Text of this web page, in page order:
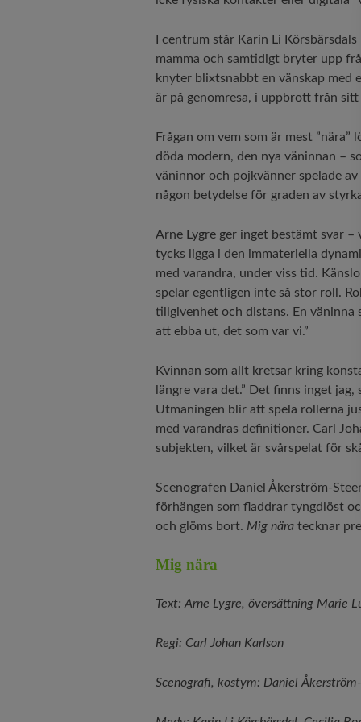
I centrum står Karin Li
mamma och samtidigt bryter upp
knyter blixtsnabbt en vänskap med
är på genomresa, i uppbrott från sitt
Frågan om vem som är mest ”nära”
döda modern, den nya väninnan –
väninnor och pojkvänner spelade
någon betydelse för graden av
Arne Lygre ger inget bestämt svar
tycks ligga i den immateriella
med varandra, under viss tid.
spelar egentligen inte så stor roll.
tillgivenhet och distans. En väninna
att ebba ut, det som var vi.”
Kvinnan som allt kretsar kring
längre vara det.” Det finns inget
Utmaningen blir att spela rollerna
med varandras definitioner. Carl
subjekten, vilket är svårspelat för
Scenografen Daniel Åkerström-
förhängen som fladdrar tyngdlöst
och glöms bort. Mig nära tecknar
Mig nära
Text: Arne Lygre, översättning Marie
Regi: Carl Johan Karlson
Scenografi, kostym: Daniel